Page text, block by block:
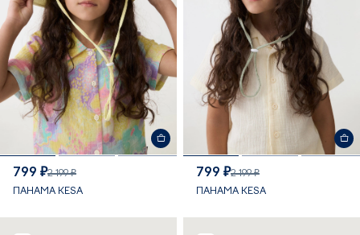
799 ₽2 199 ₽
ПАНАМА KESA
799 ₽2 199 ₽
ПАНАМА KESA